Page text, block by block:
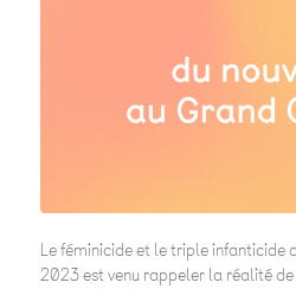
Le féminicide et le triple infanticide
2023 est venu rappeler la réalité